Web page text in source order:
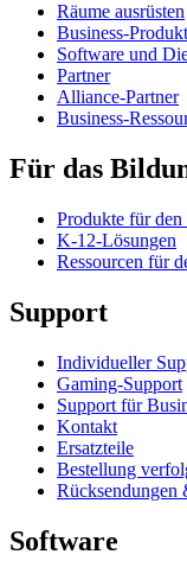
Räume ausrüsten
Business-
Software und
Partner
Alliance-Partner
Business-
Für das
Produkte für
K-12-Lösungen
Ressourcen für
Support
Individueller
Gaming-Support
Support für
Kontakt
Ersatzteile
Bestellung
Rücksendungen
Software